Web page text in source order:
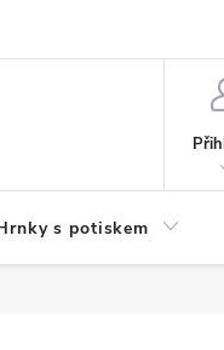
PODNIKATELE (B2B)
s potiskem